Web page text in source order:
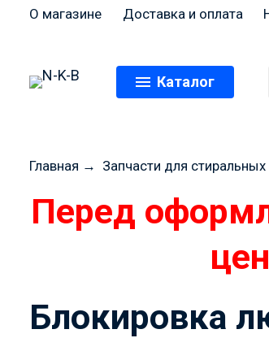
О магазине Доставка и оплата
Каталог
Главная → Запчасти для
Перед
Блокировка